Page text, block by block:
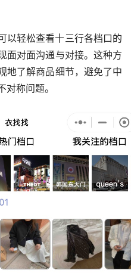
以轻松查看十三行各档口的
面对面沟通与对接。这种方
地了解商品细节，避免了中
称问题。